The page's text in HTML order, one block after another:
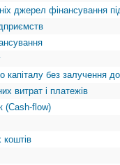
джерел фінансування
капіталу без залучення
витрат i платежів
(Cash-flow)
коштів